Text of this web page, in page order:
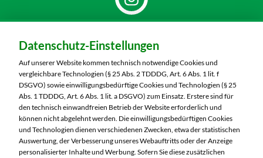
MARKTKAUF Nürnberg-Thon
Wilhelmshavener Straße 15
90425 Nürnberg
Telefon:0911 93460
Markt ändern
Öffnungszeiten diese Woche:
Datenschutz-Einstellungen
Auf unserer Website kommen technisch notwendige Cookies und
vergleichbare Technologien (§ 25 Abs. 2 TDDDG, Art. 6 Abs. 1 lit. f
DSGVO) sowie einwilligungsbedürftige Cookies und Technologien (§ 25
Abs. 1 TDDDG, Art. 6 Abs. 1 lit. a DSGVO) zum Einsatz. Erstere sind für
den technisch einwandfreien Betrieb der Website erforderlich und
können nicht abgelehnt werden. Die einwilligungsbedürftigen Cookies
und Technologien dienen verschiedenen Zwecken, etwa der statistischen
Auswertung, der Verbesserung unseres Webauftritts oder der Anzeige
personalisierter Inhalte und Werbung. Sofern Sie diese zusätzlichen